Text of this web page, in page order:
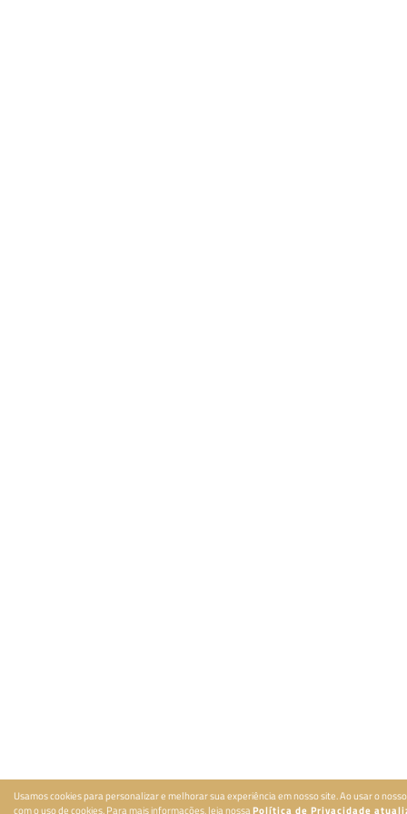
Usamos cookies para personalizar e melhorar sua experiência em nosso site. Ao usar o
com o uso de cookies. Para mais informações, leia nossaPolítica de Privacidade